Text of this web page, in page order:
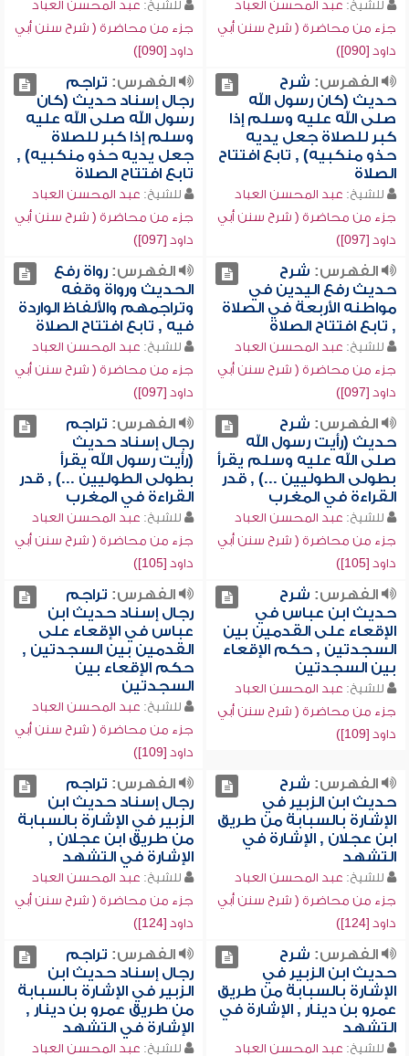
للشيخ: عبد المحسن العباد
جزء من محاضرة ( شرح سنن أبي
داود [090])
للشيخ: عبد المحسن العباد
جزء من محاضرة ( شرح سنن أبي
داود [090])
الفهرس: شرح
حديث (كان رسول الله
صلى الله عليه وسلم إذا
كبر للصلاة جعل يديه
حذو منكبيه) , تابع افتتاح
الصلاة
للشيخ: عبد المحسن العباد
جزء من محاضرة ( شرح سنن أبي
داود [097])
الفهرس: تراجم
رجال إسناد حديث (كان
رسول الله صلى الله عليه
وسلم إذا كبر للصلاة
جعل يديه حذو منكبيه) ,
تابع افتتاح الصلاة
للشيخ: عبد المحسن العباد
جزء من محاضرة ( شرح سنن أبي
داود [097])
الفهرس: شرح
حديث رفع اليدين في
مواطنه الأربعة في الصلاة
, تابع افتتاح الصلاة
للشيخ: عبد المحسن العباد
جزء من محاضرة ( شرح سنن أبي
داود [097])
الفهرس:رواة رفع
الحديث ورواة وقفه
وتراجمهم والألفاظ الواردة
فيه , تابع افتتاح الصلاة
للشيخ: عبد المحسن العباد
جزء من محاضرة ( شرح سنن أبي
داود [097])
الفهرس: شرح
حديث (رأيت رسول الله
صلى الله عليه وسلم يقرأ
بطولى الطوليين ...) , قدر
القراءة في المغرب
للشيخ: عبد المحسن العباد
جزء من محاضرة ( شرح سنن أبي
داود [105])
الفهرس: تراجم
رجال إسناد حديث
(رأيت رسول الله يقرأ
بطولى الطوليين ...) , قدر
القراءة في المغرب
للشيخ: عبد المحسن العباد
جزء من محاضرة ( شرح سنن أبي
داود [105])
الفهرس: شرح
حديث ابن عباس في
الإقعاء على القدمين بين
السجدتين , حكم الإقعاء
بين السجدتين
للشيخ: عبد المحسن العباد
جزء من محاضرة ( شرح سنن أبي
داود [109])
الفهرس: تراجم
رجال إسناد حديث ابن
عباس في الإقعاء على
القدمين بين السجدتين ,
حكم الإقعاء بين
السجدتين
للشيخ: عبد المحسن العباد
جزء من محاضرة ( شرح سنن أبي
داود [109])
الفهرس: شرح
حديث ابن الزبير في
الإشارة بالسبابة من طريق
ابن عجلان , الإشارة في
التشهد
للشيخ: عبد المحسن العباد
جزء من محاضرة ( شرح سنن أبي
داود [124])
الفهرس: تراجم
رجال إسناد حديث ابن
الزبير في الإشارة بالسبابة
من طريق ابن عجلان ,
الإشارة في التشهد
للشيخ: عبد المحسن العباد
جزء من محاضرة ( شرح سنن أبي
داود [124])
الفهرس: شرح
حديث ابن الزبير في
الإشارة بالسبابة من طريق
عمرو بن دينار , الإشارة في
التشهد
للشيخ: عبد المحسن العباد
الفهرس: تراجم
رجال إسناد حديث ابن
الزبير في الإشارة بالسبابة
من طريق عمرو بن دينار ,
الإشارة في التشهد
للشيخ: عبد المحسن العباد